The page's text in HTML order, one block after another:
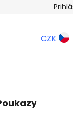
Blog
CZK